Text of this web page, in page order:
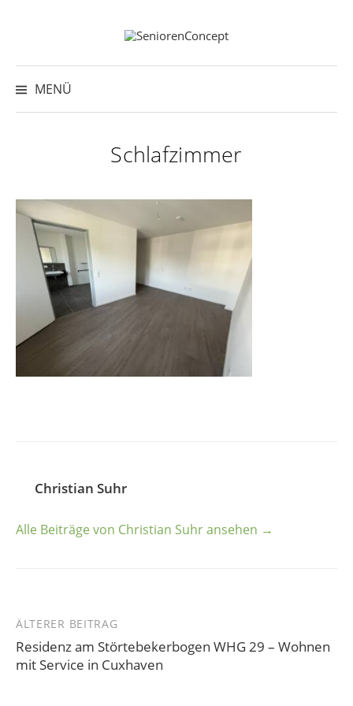
MENÜ
Suchen
Schlafzimmer
Christian Suhr
Alle Beiträge von Christian Suhr ansehen →
Beitrags-
Navigation
ÄLTERER BEITRAG
Residenz am Störtebekerbogen WHG 29 – Wohnen
mit Service in Cuxhaven